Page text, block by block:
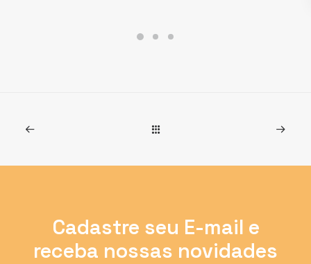
Cadastre seu E-mail e
receba nossas novidades